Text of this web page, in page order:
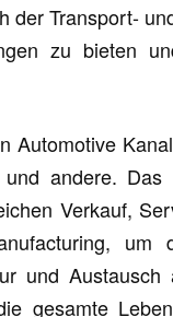
der Transport-
zu bieten
Automotive
andere.
Verkauf,
und
gesamte